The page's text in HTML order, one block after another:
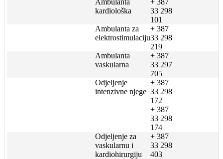
kardiološka
33 298
101
Ambulanta za
elektrostimulaciju
+ 387
33 298
219
Ambulanta
vaskularna
+ 387
33 297
705
Odjeljenje
intenzivne njege
+ 387
33 298
172
+ 387
33 298
174
Odjeljenje za
vaskularnu i
kardiohirurgiju
+ 387
33 298
403